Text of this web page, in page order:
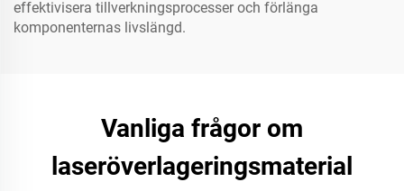
effektivisera tillverkningsprocesser och förlänga
komponenternas livslängd.
Vanliga frågor om
laseröverlageringsmaterial